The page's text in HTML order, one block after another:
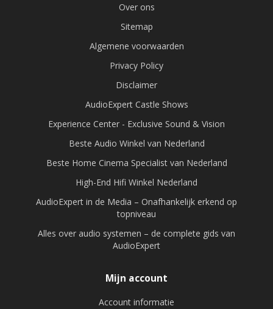
Over ons
Sitemap
Algemene voorwaarden
Privacy Policy
Disclaimer
AudioExpert Castle Shows
Experience Center - Exclusive Sound & Vision
Beste Audio Winkel van Nederland
Beste Home Cinema Specialist van Nederland
High-End Hifi Winkel Nederland
AudioExpert in de Media – Onafhankelijk erkend op
topniveau
Alles over audio systemen – de complete gids van
AudioExpert
Mijn account
Account informatie